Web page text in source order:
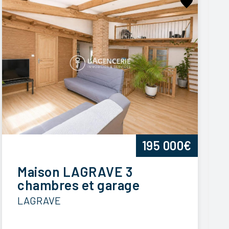
Maison LAGRAVE 3
chambres et garage
LAGRAVE
195 000€